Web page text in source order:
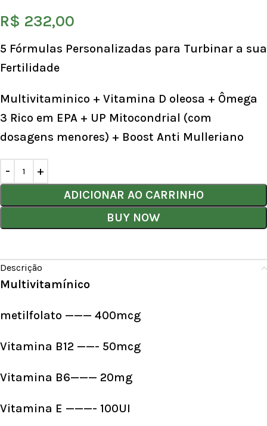
R$ 232,00
5 Fórmulas Personalizadas para Turbinar a sua
Fertilidade
Multivitaminico + Vitamina D oleosa + Ômega
3 Rico em EPA + UP Mitocondrial (com
dosagens menores) + Boost Anti Mulleriano
ADICIONAR AO CARRINHO
BUY NOW
Descrição
Multivitamínico
metilfolato ——— 400mcg
Vitamina B12 ——- 50mcg
Vitamina B6——— 20mg
Vitamina E ———- 100UI